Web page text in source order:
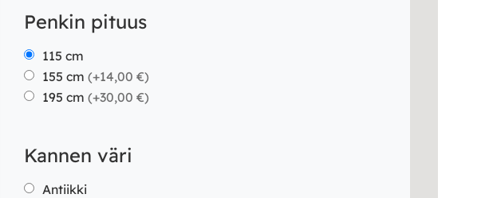
Penkin pituus
115 cm
155 cm(+14,00 €)
195 cm(+30,00 €)
Kannen väri
Antiikki